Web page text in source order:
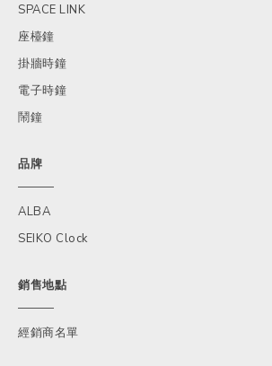
SPACE LINK
座檯鐘
掛牆時鐘
電子時鐘
鬧鐘
品牌
ALBA
SEIKO Clock
銷售地點
經銷商名單